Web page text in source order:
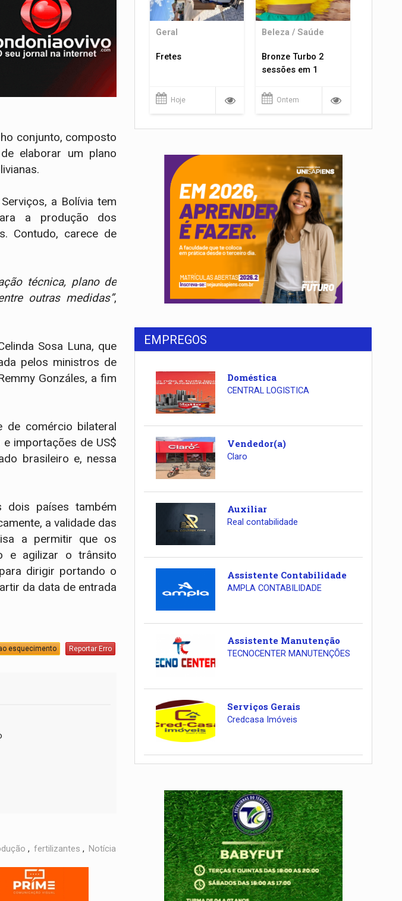
conjunto, composto
elaborar um plano
a Bolívia tem
a produção dos
Contudo, carece de
técnica, plano de
outras medidas”,
Sosa Luna, que
pelos ministros de
Gonzáles, a fim
de comércio bilateral
importações de US$
brasileiro e, nessa
dois países também
a validade das
a permitir que os
e agilizar o trânsito
dirigir portando o
da data de entrada
esquecimento Reportar Erro
, fertilizantes , Notícia
Geral
Fretes
Hoje
Beleza / Saúde
Bronze Turbo 2
sessões em 1
Ontem
EMPREGOS
Doméstica
CENTRAL LOGISTICA
Vendedor(a)
Claro
Auxiliar
Real contabilidade
Assistente Contabilidade
AMPLA CONTABILIDADE
Assistente Manutenção
TECNOCENTER MANUTENÇÕES
Serviços Gerais
Credcasa Imóveis